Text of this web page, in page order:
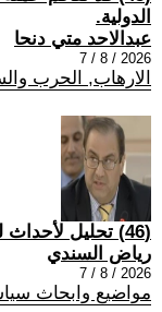
الدولية.
عبدالاحد متي دنحا
2026 / 8 / 7
الارهاب, الحرب
(46) تحليل لأحداث ليلة أمس في العراق
رياض السندي
2026 / 8 / 7
مواضيع وابحاث